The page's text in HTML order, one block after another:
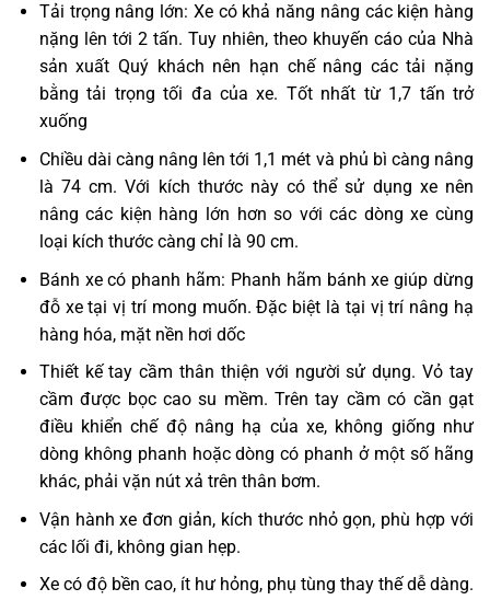
Tải trọng nâng lớn: Xe có khả năng nâng các kiện hàng
nặng lên tới 2 tấn. Tuy nhiên, theo khuyến cáo của Nhà
sản xuất Quý khách nên hạn chế nâng các tải nặng
bằng tải trọng tối đa của xe. Tốt nhất từ 1,7 tấn trở
xuống
Chiều dài càng nâng lên tới 1,1 mét và phủ bì càng nâng
là 74 cm. Với kích thước này có thể sử dụng xe nên
nâng các kiện hàng lớn hơn so với các dòng xe cùng
loại kích thước càng chỉ là 90 cm.
Bánh xe có phanh hãm: Phanh hãm bánh xe giúp dừng
đỗ xe tại vị trí mong muốn. Đặc biệt là tại vị trí nâng hạ
hàng hóa, mặt nền hơi dốc
Thiết kế tay cầm thân thiện với người sử dụng. Vỏ tay
cầm được bọc cao su mềm. Trên tay cầm có cần gạt
điều khiển chế độ nâng hạ của xe, không giống như
dòng không phanh hoặc dòng có phanh ở một số hãng
khác, phải vặn nút xả trên thân bơm.
Vận hành xe đơn giản, kích thước nhỏ gọn, phù hợp với
các lối đi, không gian hẹp.
Xe có độ bền cao, ít hư hỏng, phụ tùng thay thế dễ dàng.